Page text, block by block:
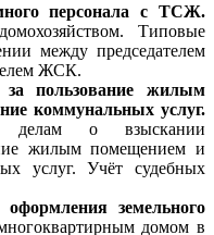
персонала с ТСЖ.
Типовые
между председателем
ЖСК.
за пользование жилым
коммунальных услуг.
делам о взыскании
жилым помещением и
услуг. Учёт судебных
земельного
домом в